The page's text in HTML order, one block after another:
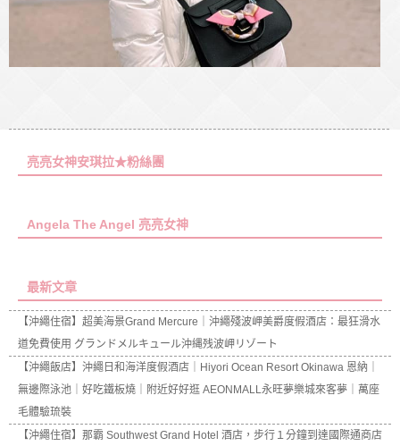
亮亮女神安琪拉★粉絲團
Angela The Angel 亮亮女神
最新文章
【沖繩住宿】超美海景Grand Mercure｜沖繩殘波岬美爵度假酒店：最狂滑水
道免費使用 グランドメルキュール沖縄残波岬リゾート
【沖繩飯店】沖繩日和海洋度假酒店｜Hiyori Ocean Resort Okinawa 恩納｜
無邊際泳池｜好吃鐵板燒｜附近好好逛 AEONMALL永旺夢樂城來客夢｜萬座
毛體驗琉裝
【沖繩住宿】那霸 Southwest Grand Hotel 酒店，步行１分鐘到達國際通商店